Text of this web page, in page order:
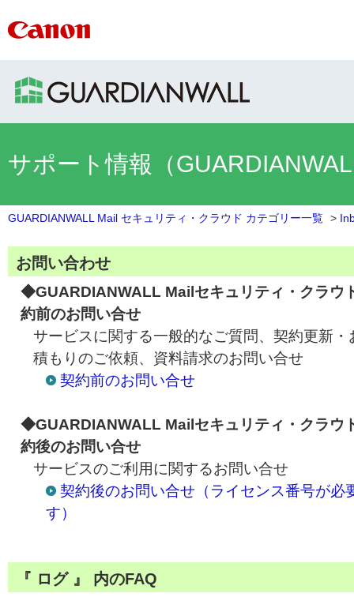
サポート情報（
GUARDIANWALL Mail セキュリティ・クラウド カテゴリー一覧 >
お問い合わせ
◆GUARDIANWALL Mailセキュリティ・クラウ
約前のお問い合せ
サービスに関する一般的なご質問、契約更新・
積もりのご依頼、資料請求のお問い合せ
契約前のお問い合せ
◆GUARDIANWALL Mailセキュリティ・クラウ
約後のお問い合せ
サービスのご利用に関するお問い合せ
契約後のお問い合せ（ライセンス番号が必
す）
『 ログ 』 内のFAQ